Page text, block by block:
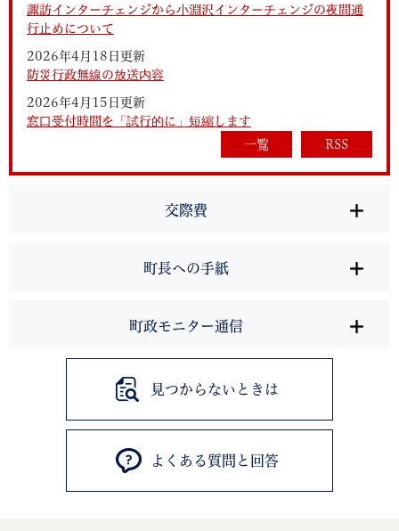
諏訪インターチェンジから小淵沢インターチェンジの夜間通
行止めについて
2026年4月18日更新
防災行政無線の放送内容
2026年4月15日更新
窓口受付時間を「試行的に」短縮します
一覧
RSS
交際費
町長への手紙
町政モニター通信
見つからないときは
よくある質問と回答